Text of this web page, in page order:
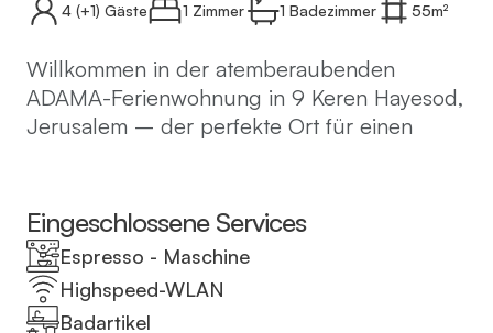
4 (+1) Gäste 1 Zimmer 1 Badezimmer 55m²
Willkommen in der atemberaubenden
ADAMA-Ferienwohnung in 9 Keren Hayesod,
Jerusalem – der perfekte Ort für einen
Der ADAMA-Komplex bietet 14 luxuriöse
Ferienwohnungen in verschiedenen Größen,
alle in einem modernen und klaren Stil
gestaltet. Unsere Wohnung, die sich in der
Eingeschlossene Services
Espresso - Maschine
Highspeed-WLAN
Badartikel